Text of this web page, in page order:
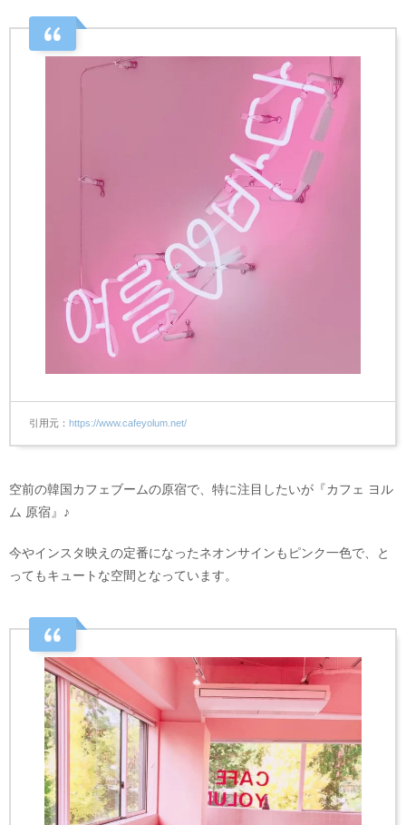
引用元 https://www.cafeyolum.net/
空前の韓国カフェブームの原宿で、特に注目したいが『カフェ ヨル
ム 原宿』♪
今やインスタ映えの定番になったネオンサインもピンク一色で、と
ってもキュートな空間となっています。